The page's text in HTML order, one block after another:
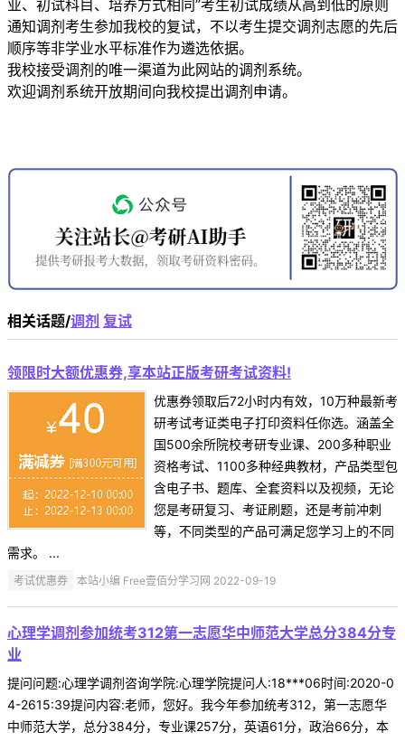
业、初试科目、培养方式相同”考生初试成绩从高到低的原则
通知调剂考生参加我校的复试，不以考生提交调剂志愿的先后
顺序等非学业水平标准作为遴选依据。
我校接受调剂的唯一渠道为此网站的调剂系统。
欢迎调剂系统开放期间向我校提出调剂申请。
相关话题/调剂 复试
领限时大额优惠券,享本站正版考研考试资料!
优惠券领取后72小时内有效，10万种最新考
研考试考证类电子打印资料任你选。涵盖全
国500余所院校考研专业课、200多种职业
资格考试、1100多种经典教材，产品类型包
含电子书、题库、全套资料以及视频，无论
您是考研复习、考证刷题，还是考前冲刺
等，不同类型的产品可满足您学习上的不同
需求。 ...
考试优惠券 本站小编 Free壹佰分学习网 2022-09-19
心理学调剂参加统考312第一志愿华中师范大学总分384分专
业
提问问题:心理学调剂咨询学院:心理学院提问人:18***06时间:2020-0
4-2615:39提问内容:老师，您好。我今年参加统考312，第一志愿华
中师范大学，总分384分，专业课257分，英语61分，政治66分，本